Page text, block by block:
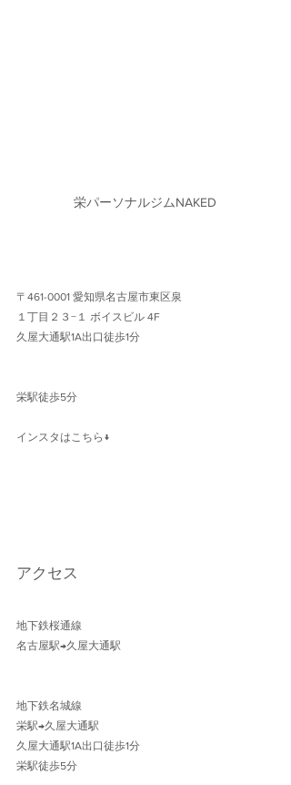
栄パーソナルジムNAKED
〒461-0001 愛知県名古屋市東区泉
１丁目２３−１ ボイスビル 4F
久屋大通駅1A出口徒歩1分
栄駅徒歩5分
インスタはこちら↓
アクセス
地下鉄桜通線
名古屋駅→久屋大通駅
地下鉄名城線
栄駅→久屋大通駅
久屋大通駅1A出口徒歩1分
栄駅徒歩5分